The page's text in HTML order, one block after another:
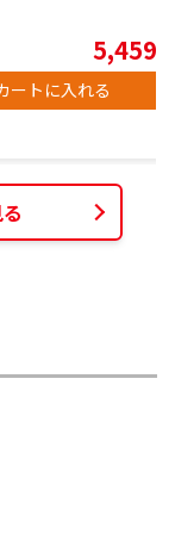
5,459
ートに入れる